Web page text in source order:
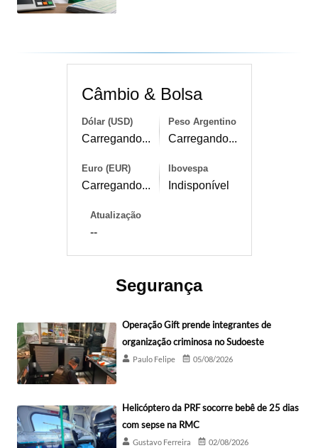
Câmbio & Bolsa
Dólar (USD)
Carregando...
Peso Argentino
Carregando...
Euro (EUR)
Carregando...
Ibovespa
Indisponível
Atualização
--
Segurança
Operação Gift prende integrantes de
organização criminosa no Sudoeste
Paulo Felipe 05/08/2026
Helicóptero da PRF socorre bebê de 25 dias
com sepse na RMC
Gustavo Ferreira 02/08/2026